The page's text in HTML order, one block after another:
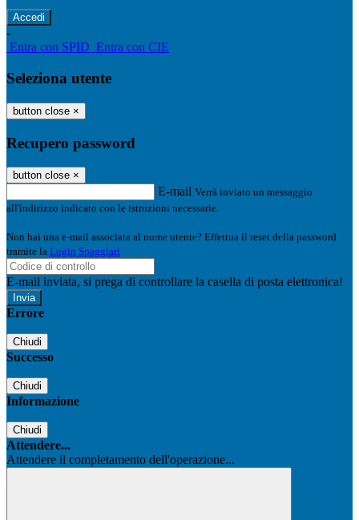
-
Entra con SPID Entra con CIE
Seleziona utente
button close ×
Recupero password
button close ×
E-mail Verrà inviato un messaggio
all'indirizzo indicato con le istruzioni necessarie.
Non hai una e-mail associata al nome utente? Effettua il reset della password
tramite la Login Spaggiari
E-mail inviata, si prega di controllare la casella di posta elettronica!
Errore
Chiudi
Successo
Chiudi
Informazione
Chiudi
Attendere...
Attendere il completamento dell'operazione...